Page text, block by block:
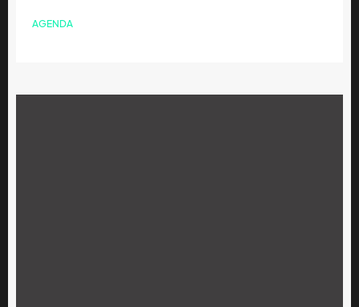
AGENDA